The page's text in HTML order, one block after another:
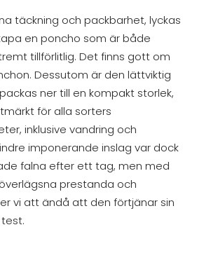
täckning och packbarhet, lyckas
en poncho som är både
tillförlitlig. Det finns gott om
Dessutom är den lättviktig
ner till en kompakt storlek,
för alla sorters
inklusive vandring och
imponerande inslag var dock
falna efter ett tag, men med
prestanda och
vi att ändå att den förtjänar sin